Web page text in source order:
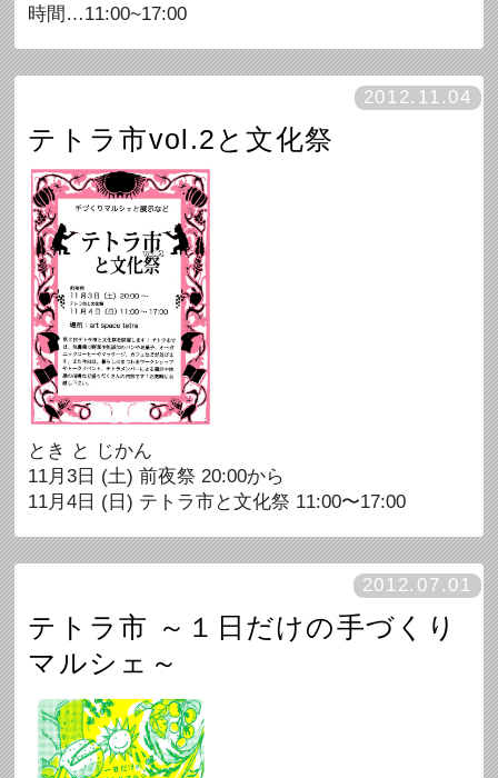
時間…11:00~17:00
2012.11.04
テトラ市vol.2と文化祭
とき と じかん
11月3日 (土) 前夜祭 20:00から
11月4日 (日) テトラ市と文化祭 11:00〜17:00
2012.07.01
テトラ市 ～１日だけの手づくり
マルシェ～